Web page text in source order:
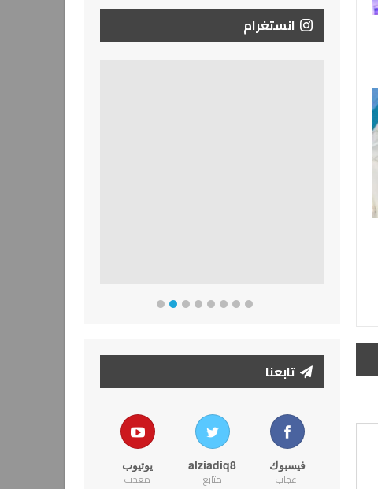
انستغرام
تابعنا
فيسبوك
اعجاب
alziadiq8
متابع
يوتيوب
معجب